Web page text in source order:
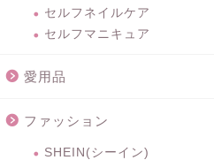
セルフネイルケア
セルフマニキュア
愛用品
ファッション
SHEIN(シーイン)